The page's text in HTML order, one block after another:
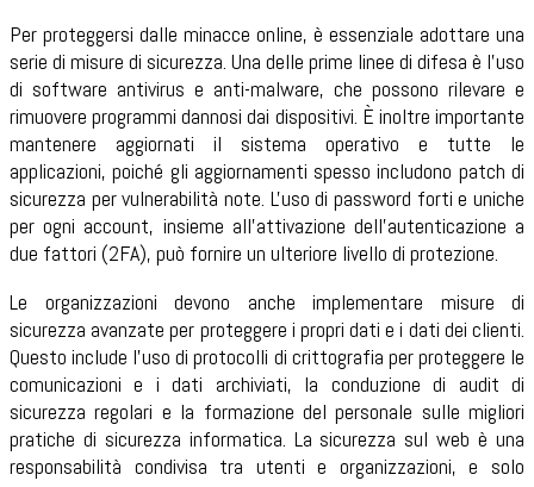
Per proteggersi dalle minacce online, è essenziale adottare una
serie di misure di sicurezza. Una delle prime linee di difesa è l'uso
di software antivirus e anti-malware, che possono rilevare e
rimuovere programmi dannosi dai dispositivi. È inoltre importante
mantenere aggiornati il sistema operativo e tutte le
applicazioni, poiché gli aggiornamenti spesso includono patch di
sicurezza per vulnerabilità note. L'uso di password forti e uniche
per ogni account, insieme all'attivazione dell'autenticazione a
due fattori (2FA), può fornire un ulteriore livello di protezione.
Le organizzazioni devono anche implementare misure di
sicurezza avanzate per proteggere i propri dati e i dati dei clienti.
Questo include l'uso di protocolli di crittografia per proteggere le
comunicazioni e i dati archiviati, la conduzione di audit di
sicurezza regolari e la formazione del personale sulle migliori
pratiche di sicurezza informatica. La sicurezza sul web è una
responsabilità condivisa tra utenti e organizzazioni, e solo